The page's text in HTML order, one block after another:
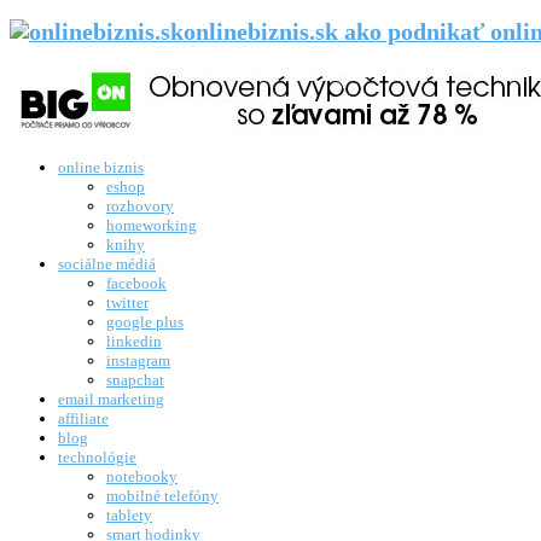
onlinebiznis.sk ako podnikať
online biznis
eshop
rozhovory
homeworking
knihy
sociálne médiá
facebook
twitter
google plus
linkedin
instagram
snapchat
email marketing
affiliate
blog
technológie
notebooky
mobilné telefóny
tablety
smart hodinky